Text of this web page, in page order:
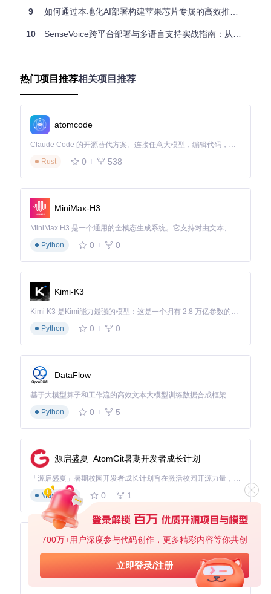
700万+用户深度参与代码创作，更多精彩内容等你共创
立即登录/注册
别和合成
内容理解智能体 ：分析用户意图并生成响应，相当于应用
的"大脑"
语音AI应用开发涉及三大核心技术模块，每个模块都有其特定
的问题、解决方案和技术对比：
问题：如何将语音准确转换为文本，尤其是在噪声环境下？
解决方案 ：采用基于深度学习的端到端语音识别模型，结合语
技术方案 准确率
传统ASR
85-9
快 低
简单命令识
7%
中 中 通用场景
端到端模型
2.2.2 自然语言理解模块
问题：如何准确理解用户语音转换后的文本含义，尤其是上下
基于LLM的理解系统。
2.2.3 语音合成模块
问题：如何生成自然、流畅的语音输出，提升用户体验？
解决方案：采用神经网络TTS技术，结合情感分析调整语音语
调。
3 语音AI应用开发的实施路径
3.1 技术选型决策矩阵
选择合适的技术栈是语音AI应用开发的关键第一步。以下是一
个技术选型决策矩阵，帮助开发者根据项目需求做出合理选
需求因素
混合方案
成本预算
★★★☆☆
9 如何通过本地化AI部署构建苹果芯片专属的高效推理服务？
10 SenseVoice跨平台部署与多语言支持实战指南：从技术选型到生产落地
热门项目推荐相关项目推荐
atomcode
Claude Code 的开源替代方案。连接任意大模型，编辑代码，运行命令，自动验证 — 全自动执行。用 Rust 构建，极致性能。 ｜ An open-source alternative to Claude Code. Connect any LLM, edit code, run commands, and verify changes — autonomously. Built in Rust for speed. Get Started
Rust
0 538
MiniMax-H3
MiniMax H3 是一个通用的全模态生成系统。它支持对由文本、图像、视频和音频组成的多模态上下文进行统一理解，并能生成分辨率高达 2K、时长可达 15 秒的带原生立体声音频的视频。得益于面向任务泛化的系统设计，H3 在预训练阶段就已具备广泛的多模态上下文理解与生成能力，能够出色地执行复杂的多模态指令。
Python
0 0
Kimi-K3
Kimi K3 是Kimi能力最强的模型：这是一个拥有 2.8 万亿参数的混合专家（MoE）模型，具备原生视觉理解能力，并支持 100 万 token 的上下文窗口。
Python
0 0
DataFlow
基于大模型算子和工作流的高效文本大模型训练数据合成框架
Python
0 5
源启盛夏_AtomGit暑期开发者成长计划
「源启盛夏」暑期校园开发者成长计划旨在激活校园开源力量，通过积分激励、认证扶持、资源倾斜等形式，引导高校组织和开发者完成「入驻 — 建项目 — 做贡献 — 获认证 — 得资源」的完整闭环。无论你是想带领社团入驻平台的组织者，还是希望用代码贡献证明自己的开发者，都能在这里找到属于你的成长路径。
Markdown
0 1
py-xiaozhi
基于Python的Xiaozhi AI，适用于想要完整Xiaozhi体验而无需拥有专用硬件的用户。
Python
0 1